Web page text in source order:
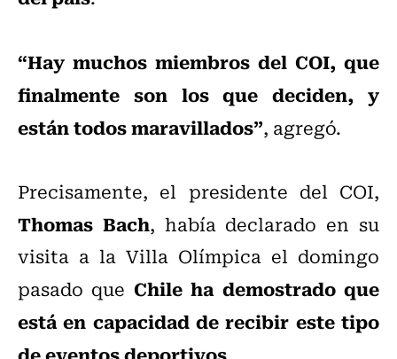
“Hay muchos miembros del COI, que
finalmente son los que deciden, y
están todos maravillados”, agregó.
Precisamente, el presidente del COI,
Thomas Bach, había declarado en su
visita a la Villa Olímpica el domingo
pasado que Chile ha demostrado que
está en capacidad de recibir este tipo